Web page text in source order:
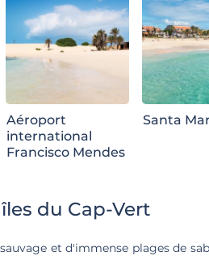
Aéroport
international
Francisco Mendes
Santa
du Cap-Vert
et d'immense plages de